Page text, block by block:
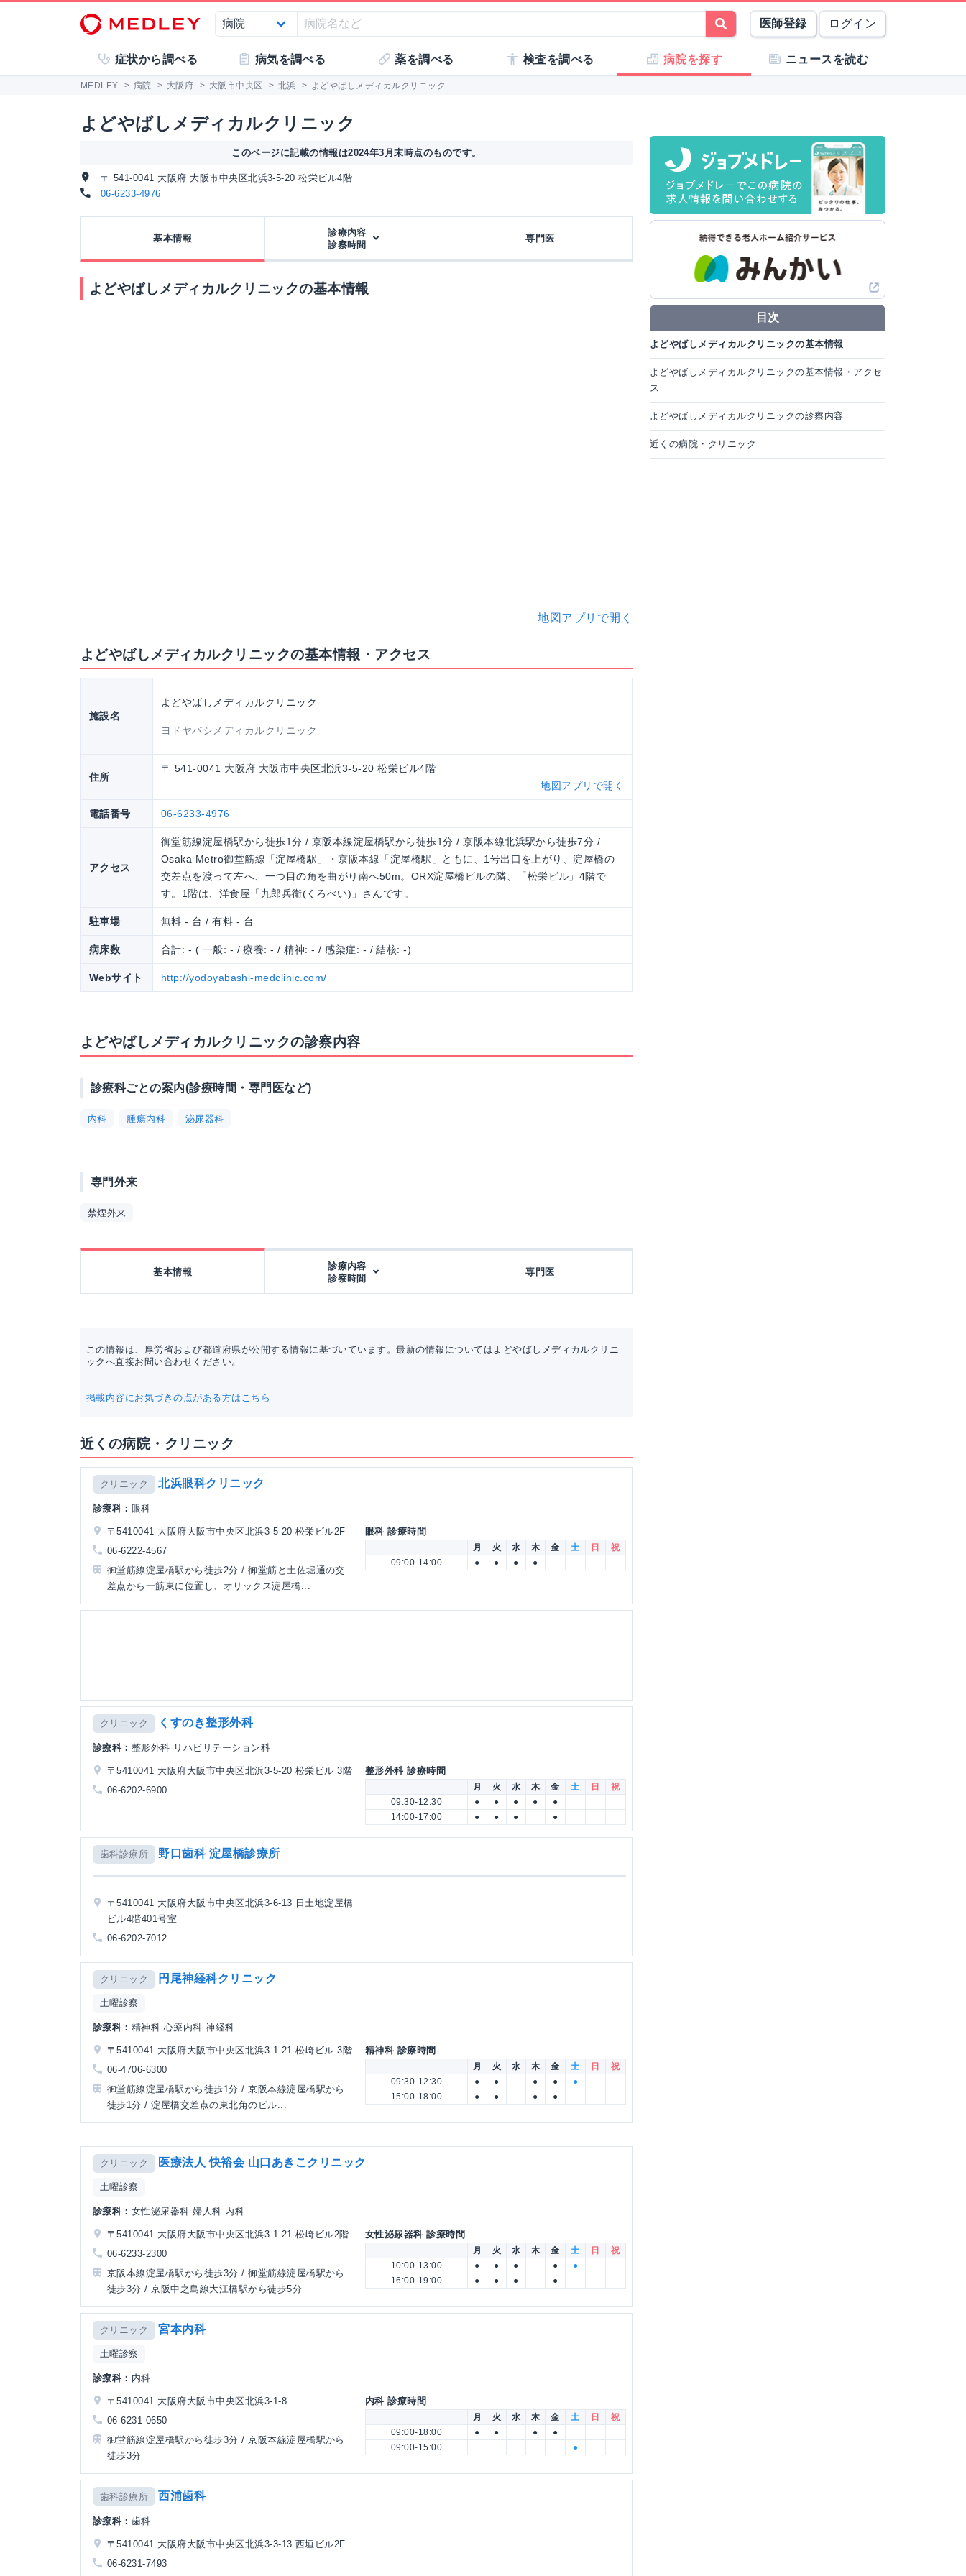
医師登録 ログイン
症状から調べる 病気を調べる 薬を調べる 検査を調べる 病院を探す ニュースを読む
MEDLEY > 病院 > 大阪府 > 大阪市中央区 > 北浜 > よどやばしメディカルクリニック
よどやばしメディカルクリニック
このページに記載の情報は2024年3月末時点のものです。
〒 541-0041 大阪府 大阪市中央区北浜3-5-20 松栄ビル4階
06-6233-4976
基本情報
診療内容
診察時間
専門医
よどやばしメディカルクリニックの基本情報
地図アプリで開く
よどやばしメディカルクリニックの基本情報・アクセス
施設名
よどやばしメディカルクリニック
ヨドヤバシメディカルクリニック
住所
〒 541-0041 大阪府 大阪市中央区北浜3-5-20 松栄ビル4階
地図アプリで開く
電話番号 06-6233-4976
アクセス
御堂筋線淀屋橋駅から徒歩1分 / 京阪本線淀屋橋駅から徒歩1分 / 京阪本線北浜駅から徒歩7分 /
Osaka Metro御堂筋線「淀屋橋駅」・京阪本線「淀屋橋駅」ともに、1号出口を上がり、淀屋橋の
交差点を渡って左へ、一つ目の角を曲がり南へ50m。ORX淀屋橋ビルの隣、「松栄ビル」4階で
す。1階は、洋食屋「九郎兵衛(くろべい)」さんです。
駐車場 無料 - 台 / 有料 - 台
病床数 合計: - ( 一般: - / 療養: - / 精神: - / 感染症: - / 結核: -)
Webサイト http://yodoyabashi-medclinic.com/
よどやばしメディカルクリニックの診察内容
診療科ごとの案内(診療時間・専門医など)
内科 腫瘍内科 泌尿器科
専門外来
禁煙外来
基本情報
診療内容
診察時間
専門医
この情報は、厚労省および都道府県が公開する情報に基づいています。最新の情報についてはよどやばしメディカルクリニ
ックへ直接お問い合わせください。
掲載内容にお気づきの点がある方はこちら
近くの病院・クリニック
クリニック 北浜眼科クリニック
診療科： 眼科
〒5410041 大阪府大阪市中央区北浜3-5-20 松栄ビル2F
06-6222-4567
御堂筋線淀屋橋駅から徒歩2分 / 御堂筋と土佐堀通の交
差点から一筋東に位置し、オリックス淀屋橋...
眼科 診療時間
月 火 水 木 金 土 日
祝
09:00-14:00
● ● ● ●
クリニック くすのき整形外科
診療科： 整形外科 リハビリテーション科
〒5410041 大阪府大阪市中央区北浜3-5-20 松栄ビル 3階
06-6202-6900
整形外科 診療時間
月 火 水 木 金 土 日
祝
09:30-12:30
● ● ● ●
●
14:00-17:00
● ● ● ●
歯科診療所 野口歯科 淀屋橋診療所
〒5410041 大阪府大阪市中央区北浜3-6-13 日土地淀屋橋
ビル4階401号室
06-6202-7012
クリニック 円尾神経科クリニック
土曜診察
診療科： 精神科 心療内科 神経科
〒5410041 大阪府大阪市中央区北浜3-1-21 松崎ビル 3階
06-4706-6300
御堂筋線淀屋橋駅から徒歩1分 / 京阪本線淀屋橋駅から
徒歩1分 / 淀屋橋交差点の東北角のビル...
精神科 診療時間
月 火 水 木 金 土 日
祝
09:30-12:30
● ● ● ●
●
15:00-18:00
● ● ● ●
クリニック 医療法人 快裕会 山口あきこクリニック
土曜診察
診療科： 女性泌尿器科 婦人科 内科
〒5410041 大阪府大阪市中央区北浜3-1-21 松崎ビル2階
06-6233-2300
京阪本線淀屋橋駅から徒歩3分 / 御堂筋線淀屋橋駅から
徒歩3分 / 京阪中之島線大江橋駅から徒歩5分
女性泌尿器科 診療時間
月 火 水 木 金 土 日
祝
10:00-13:00
● ● ● ●
●
16:00-19:00
● ● ● ●
クリニック 宮本内科
土曜診察
診療科： 内科
〒5410041 大阪府大阪市中央区北浜3-1-8
06-6231-0650
御堂筋線淀屋橋駅から徒歩3分 / 京阪本線淀屋橋駅から
徒歩3分
内科 診療時間
月 火 水 木 金 土 日
祝
09:00-18:00
● ● ●
●
09:00-15:00
●
歯科診療所 西浦歯科
診療科： 歯科
〒5410041 大阪府大阪市中央区北浜3-3-13 西垣ビル2F
06-6231-7493
目次
よどやばしメディカルクリニックの基本情報
よどやばしメディカルクリニックの基本情報・アクセ
ス
よどやばしメディカルクリニックの診察内容
近くの病院・クリニック